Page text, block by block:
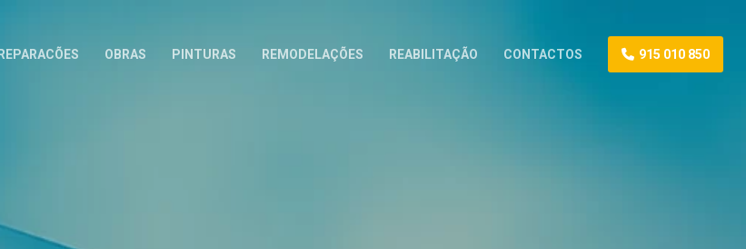
REPARACÕES OBRAS PINTURAS REMODELAÇÕES REABILITAÇÃO CONTACTOS 915 010 850